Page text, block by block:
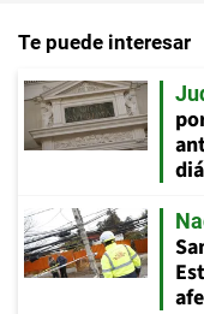
Te puede interesar